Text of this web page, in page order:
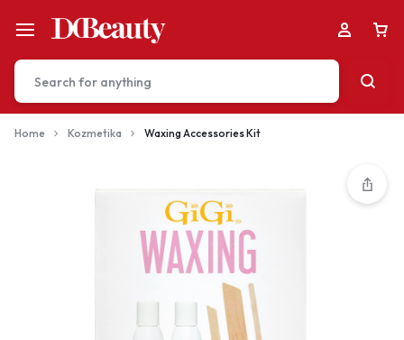
Don't miss out on great deals! Start shopping or
Sign in to view products added.
Shop What's New
Home Kozmetika Waxing Accessories Kit